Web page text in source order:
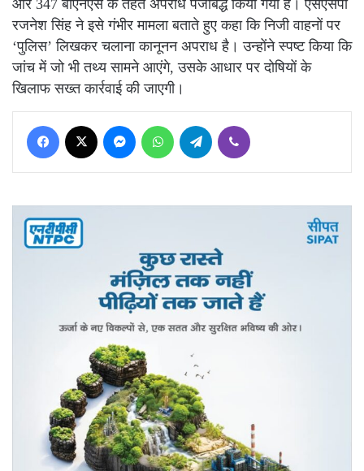
और 347 बीएनएस के तहत अपराध पंजीबद्ध किया गया है। एसएसपी
रजनेश सिंह ने इसे गंभीर मामला बताते हुए कहा कि निजी वाहनों पर
‘पुलिस’ लिखकर चलाना कानूनन अपराध है। उन्होंने स्पष्ट किया कि
जांच में जो भी तथ्य सामने आएंगे, उसके आधार पर दोषियों के
खिलाफ सख्त कार्रवाई की जाएगी।
Facebook Messenger WhatsApp Telegram